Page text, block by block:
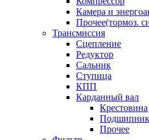
Камера и
Прочее(тормоз.
Трансмиссия
Сцепление
Редуктор
Сальник
Ступица
КПП
Карданный вал
Крестовина
Подшипник
Прочее